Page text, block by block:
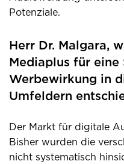
Potenziale.
Herr Dr. Malgara,
Mediaplus für eine
Werbewirkung in
Umfeldern
Der Markt für digitale
Bisher wurden die
nicht systematisch